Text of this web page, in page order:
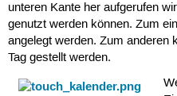
unteren Kante her aufgerufen
genutzt werden können. Zum
angelegt werden. Zum anderen
Tag gestellt werden.